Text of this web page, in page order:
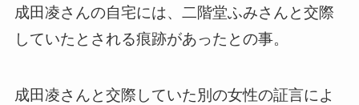
成田凌さんの自宅には、二階堂ふみさんと交際
していたとされる痕跡があったとの事。
成田凌さんと交際していた別の女性の証言によ